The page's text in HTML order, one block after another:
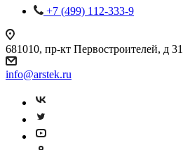
+7 (499) 112-333-9
681010, пр-кт Первостроителей, д 31
info@arstek.ru